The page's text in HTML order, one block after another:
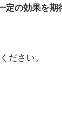
の効果を
ださい。